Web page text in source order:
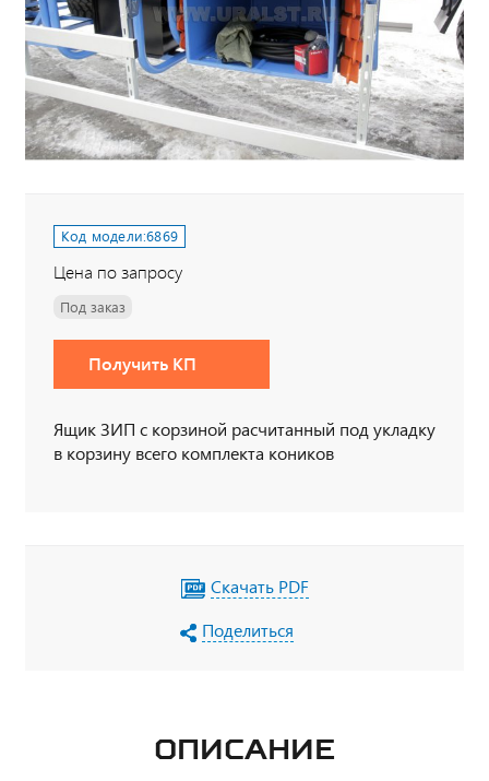
Код модели:6869
Цена по запросу
Под заказ
Получить КП
Ящик ЗИП с корзиной расчитанный под укладку
в корзину всего комплекта коников
Скачать PDF
Поделиться
ОПИСАНИЕ